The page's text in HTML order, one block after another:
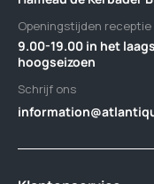
Openingstijden receptie
9.00-19.00 in het
hoogseizoen
Schrijf ons